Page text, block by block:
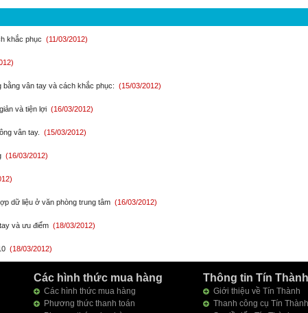
khắc phục (11/03/2012)
bằng vân tay và cách khắc phục: (15/03/2012)
và tiện lợi (16/03/2012)
vân tay. (15/03/2012)
(16/03/2012)
dữ liệu ở văn phòng trung tâm (16/03/2012)
và ưu điểm (18/03/2012)
(18/03/2012)
Các hình thức mua hàng
Các hình thức mua hàng
Phương thức thanh toán
Thông tin Tín Thành
Giới thiệu về Tín Thành
Thanh công cụ Tín Thành